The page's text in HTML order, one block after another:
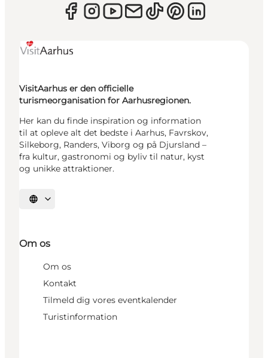
VisitAarhus er den officielle
turismeorganisation for Aarhusregionen.
Her kan du finde inspiration og information
til at opleve alt det bedste i Aarhus, Favrskov,
Silkeborg, Randers, Viborg og på Djursland –
fra kultur, gastronomi og byliv til natur, kyst
og unikke attraktioner.
Vælg sprog
Om os
Om os
Kontakt
Tilmeld dig vores eventkalender
Turistinformation